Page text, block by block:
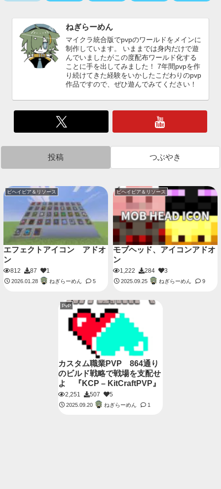
ねぎらーめん
マイクラ統合版でpvpのワールドをメインに
制作しています。 いままでは身内だけで遊
んでいましたがこの度配布ワールド化する
ことに手を出してみました！ 7年間pvpを作
り続けてきた経験をいかしたこだわりのpvp
作品ですので、ぜひ遊んでみてください！
投稿 つぶやき
ビヘイビア＆リソース
エフェクトアイコン アドオ
ン
812 87 1
2026.01.28 ねぎらーめん 5
ビヘイビア＆リソース
モブヘッド、アイコンアドオ
ン
1,222 284 3
2025.09.25 ねぎらーめん 9
PvP
カスタム職業PVP 864通り
のビルド戦略で戦場を支配せ
よ 『KCP – KitCraftPVP』
2,251 507 5
2025.09.20 ねぎらーめん 1